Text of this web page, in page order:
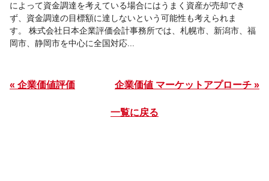
によって資金調達を考えている場合にはうまく資産が売却でき
ず、資金調達の目標額に達しないという可能性も考えられま
す。 株式会社日本企業評価会計事務所では、札幌市、新潟市、福
岡市、静岡市を中心に全国対応...
« 企業価値評価 企業価値 マーケットアプローチ »
一覧に戻る